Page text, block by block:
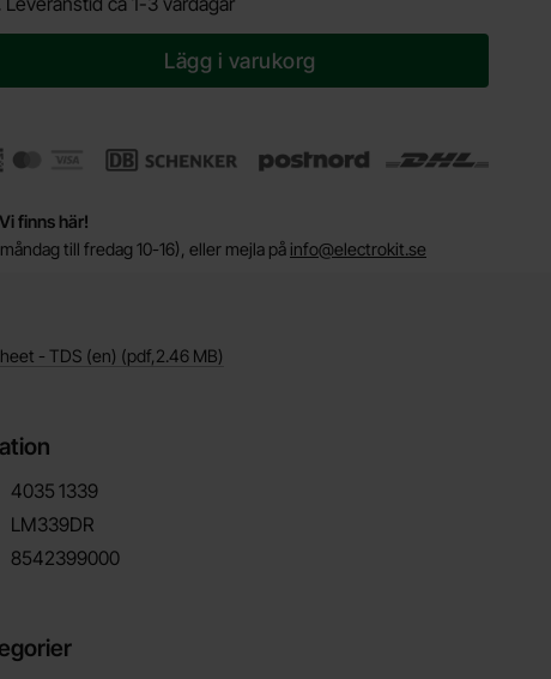
Lägg i varukorg
finns här!
till fredag 10-16), eller mejla på info@electrokit.se
- TDS (en) (pdf, 2.46 MB)
4035 1339
LM339DR
8542399000